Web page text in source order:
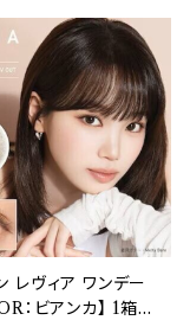
ラウン ブラック 高
眼風 自然
レヴィア ワンデー
：ビアンカ】 1箱1